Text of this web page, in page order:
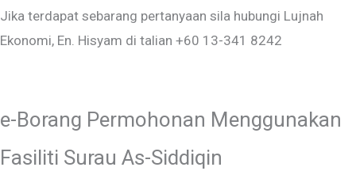
Jika terdapat sebarang pertanyaan sila hubungi Lujnah
Ekonomi, En. Hisyam di talian +60 13-341 8242
e-Borang Permohonan Menggunakan
Fasiliti Surau As-Siddiqin